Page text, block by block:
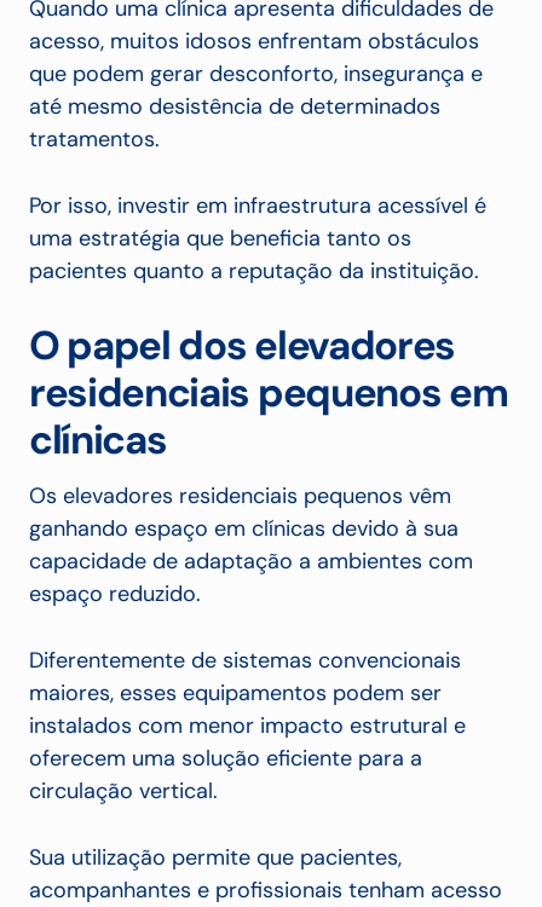
Quando uma clínica apresenta dificuldades de
acesso, muitos idosos enfrentam obstáculos
que podem gerar desconforto, insegurança e
até mesmo desistência de determinados
tratamentos.
Por isso, investir em infraestrutura acessível é
uma estratégia que beneficia tanto os
pacientes quanto a reputação da instituição.
O papel dos elevadores
residenciais pequenos em
clínicas
Os elevadores residenciais pequenos vêm
ganhando espaço em clínicas devido à sua
capacidade de adaptação a ambientes com
espaço reduzido.
Diferentemente de sistemas convencionais
maiores, esses equipamentos podem ser
instalados com menor impacto estrutural e
oferecem uma solução eficiente para a
circulação vertical.
Sua utilização permite que pacientes,
acompanhantes e profissionais tenham acesso